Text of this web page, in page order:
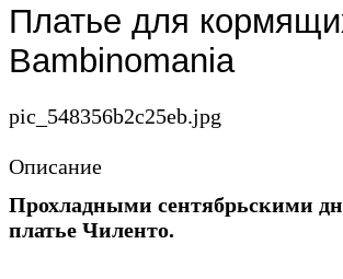
Платье для
Bambinomania
pic_548356b2c25eb.jpg
Описание
Прохладными сентябрьскими
платье Чиленто.